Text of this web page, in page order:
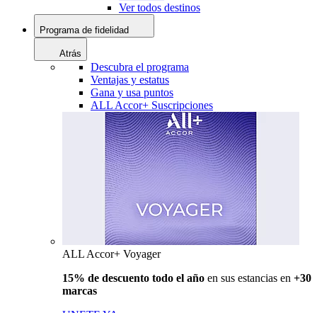
Ver todos destinos
Programa de fidelidad
Atrás
Descubra el programa
Ventajas y estatus
Gana y usa puntos
ALL Accor+ Suscripciones
ALL Accor+ Voyager
15% de descuento todo el año en sus estancias en +30
marcas